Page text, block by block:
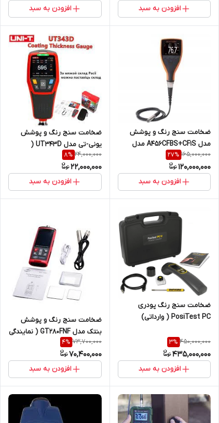
افزودن به سبد افزودن به سبد
ضخامت سنج رنگ و پوشش
مدل A456CFBS+CF1S مدل
پراب جدا کمپانی الکومتر
انگستان
165,000,000
27%
120,000,000
افزودن به سبد
ضخامت سنج رنگ و پوشش
یونی-تی مدل UT343D (
نمایندگی اصلی جوش آزما تجهیز
09120741826)
24,000,000
8%
22,000,000
افزودن به سبد
ضخامت سنج رنگ پودری
PosiTest PC ( وارداتی)
450,000,000
3%
435,000,000
افزودن به سبد
ضخامت سنج رنگ و پوشش
بنتک مدل GT280FNF ( نمایندگی
اصلی جوش آزما تجهیز
09120741826)
73,700,000
4%
70,400,000
افزودن به سبد